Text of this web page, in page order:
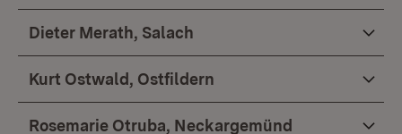
Dieter Merath, Salach
Kurt Ostwald, Ostfildern
Rosemarie Otruba, Neckargemünd